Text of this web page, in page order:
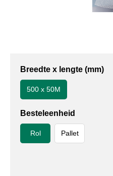
Breedte x lengte (mm)
500 x 50M
Besteleenheid
Rol Pallet